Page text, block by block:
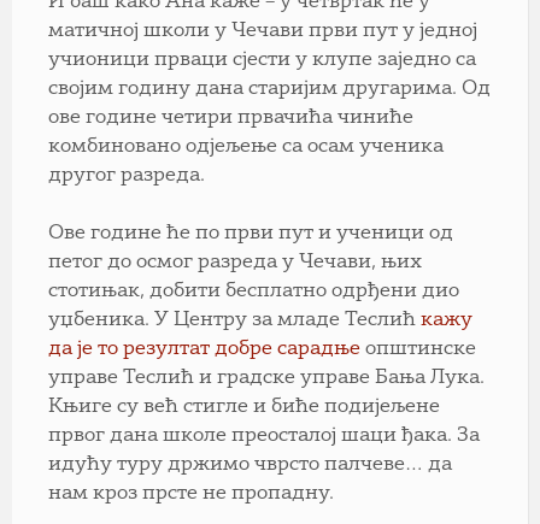
матичној школи у Чечави први пут у једној
учионици прваци сјести у клупе заједно са
својим годину дана старијим другарима. Од
ове године четири првачића чиниће
комбиновано одјељење са осам ученика
другог разреда.
Ове године ће по први пут и ученици од
петог до осмог разреда у Чечави, њих
стотињак, добити бесплатно одрђени дио
уџбеника. У Центру за младе Теслић кажу
да је то резултат добре сарадње општинске
управе Теслић и градске управе Бања Лука.
Књиге су већ стигле и биће подијељене
првог дана школе преосталој шаци ђака. За
идућу туру држимо чврсто палчеве… да
нам кроз прсте не пропадну.